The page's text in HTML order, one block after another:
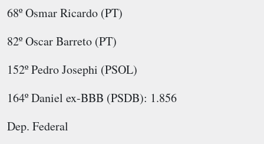
68º Osmar Ricardo (PT)
82º Oscar Barreto (PT)
152º Pedro Josephi (PSOL)
164º Daniel ex-BBB (PSDB): 1.856
Dep. Federal